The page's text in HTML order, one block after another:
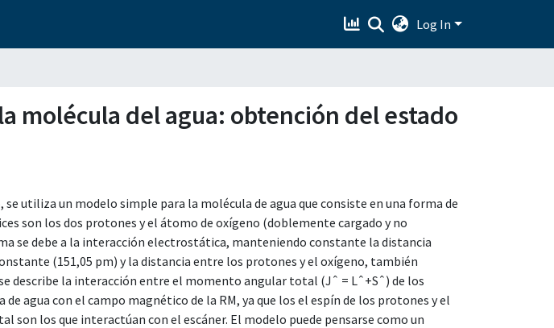
Log In
molécula del agua: obtención del estado
utiliza un modelo simple para la molécula de agua que consiste en una forma de
son los dos protones y el átomo de oxígeno (doblemente cargado y no
se debe a la interacción electrostática, manteniendo constante la distancia
(151,05 pm) y la distancia entre los protones y el oxígeno, también
describe la interacción entre el momento angular total (Jˆ = Lˆ+Sˆ) de los
agua con el campo magnético de la RM, ya que los el espín de los protones y el
son los que interactúan con el escáner. El modelo puede pensarse como un